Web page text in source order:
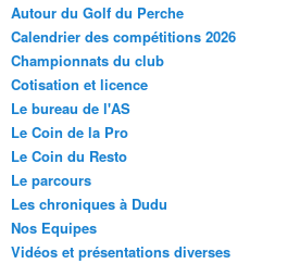
Autour du Golf du Perche
Calendrier des compétitions 2026
Championnats du club
Cotisation et licence
Le bureau de l'AS
Le Coin de la Pro
Le Coin du Resto
Le parcours
Les chroniques à Dudu
Nos Equipes
Vidéos et présentations diverses